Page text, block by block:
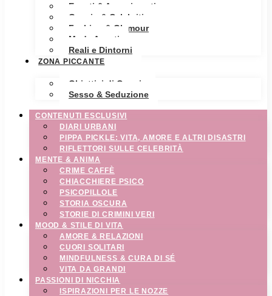
Eventi & Avvenimenti
Gossip & Celebrities
Fashion & Glamour
Moda Avanti
Reali e Dintorni
ZONA PICCANTE
Obiettivi di Coppia
Sesso & Seduzione
CONTENUTI ESCLUSIVI
DIARI URBANI
PIPPA PICKLE: VITA, AMORE E ALTRI DISASTRI
RIFLETTORI SULLE CELEBRITÀ
MENTE & ANIMA
CRIME CAFFÈ
CHIACCHIERE PSICO
PSICOPILLOLE
STORIA OSCURA
STORIE DI CRIMINI VERI
MOOD & STILE DI VITA
AMORE & RELAZIONI
CUORI SOLITARI
MINDFULNESS & CURA DI SÉ
VITA DA GRANDI
PASSIONI DI NICCHIA
ISPIRAZIONI PER LE NOZZE